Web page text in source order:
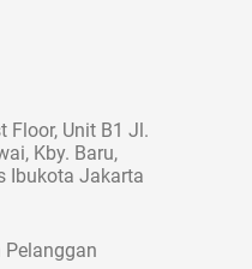
Floor, Unit B1 Jl.
Kby. Baru,
Ibukota Jakarta
Pelanggan